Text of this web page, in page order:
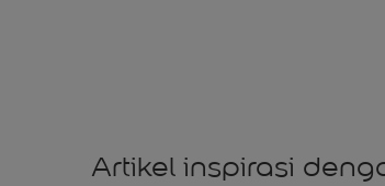
Artikel inspirasi